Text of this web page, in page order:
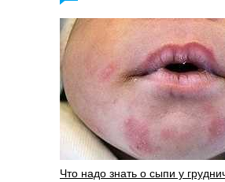
Что надо знать о сыпи у